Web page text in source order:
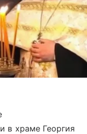
в храме Георгия